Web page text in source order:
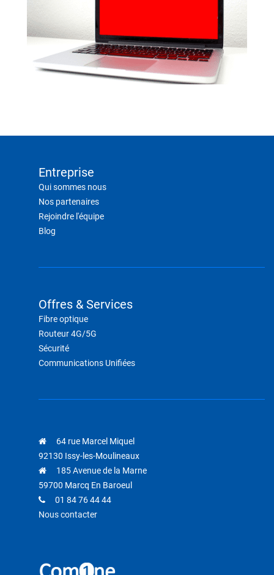
Entreprise
Qui sommes nous
Nos partenaires
Rejoindre l'équipe
Blog
Offres & Services
Fibre optique
Routeur 4G/5G
Sécurité
Communications Unifiées
64 rue Marcel Miquel
92130 Issy-les-Moulineaux
185 Avenue de la Marne
59700 Marcq En Baroeul
01 84 76 44 44
Nous contacter